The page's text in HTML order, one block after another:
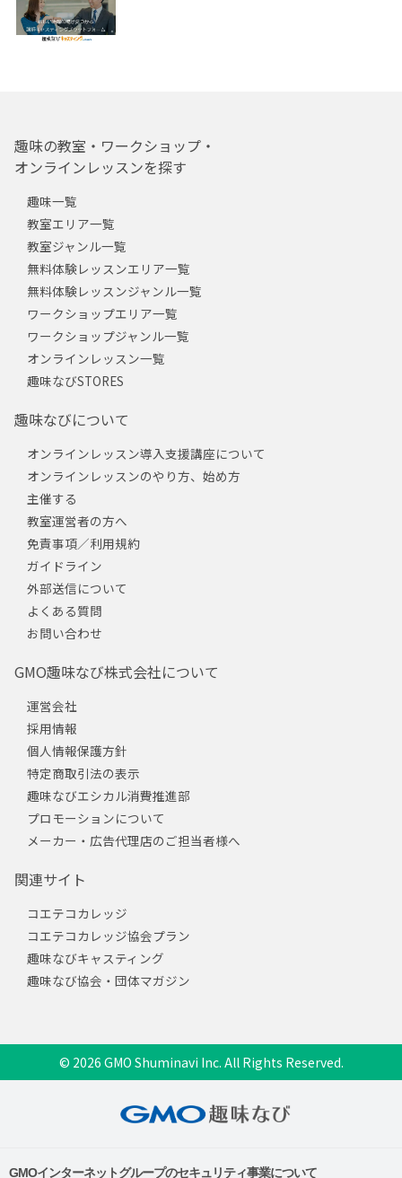
趣味の教室・ワークショップ・
オンラインレッスンを探す
趣味一覧
教室エリア一覧
教室ジャンル一覧
無料体験レッスンエリア一覧
無料体験レッスンジャンル一覧
ワークショップエリア一覧
ワークショップジャンル一覧
オンラインレッスン一覧
趣味なびSTORES
趣味なびについて
オンラインレッスン導入支援講座について
オンラインレッスンのやり方、始め方
主催する
教室運営者の方へ
免責事項／利用規約
ガイドライン
外部送信について
よくある質問
お問い合わせ
GMO趣味なび株式会社について
運営会社
採用情報
個人情報保護方針
特定商取引法の表示
趣味なびエシカル消費推進部
プロモーションについて
メーカー・広告代理店のご担当者様へ
関連サイト
コエテコカレッジ
コエテコカレッジ協会プラン
趣味なびキャスティング
趣味なび協会・団体マガジン
© 2026 GMO Shuminavi Inc. All Rights Reserved.